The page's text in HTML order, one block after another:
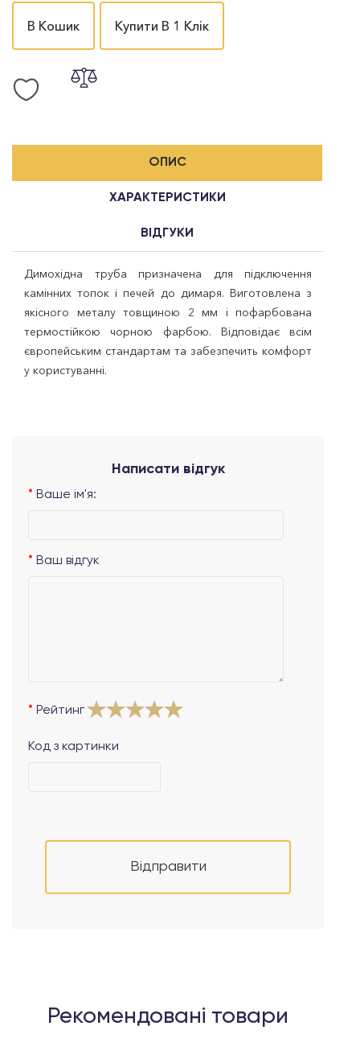
В Кошик Купити В 1 Клік
ОПИС
ХАРАКТЕРИСТИКИ
ВІДГУКИ
Димохідна труба призначена для підключення
камінних топок і печей до димаря. Виготовлена з
якісного металу товщиною 2 мм і пофарбована
термостійкою чорною фарбою. Відповідає всім
європейським стандартам та забезпечить комфорт
у користуванні.
Написати відгук
Ваше ім'я:
Ваш відгук
Рейтинг
Код з картинки
Відправити
Рекомендовані товари